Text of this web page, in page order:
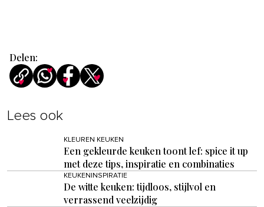
Delen:
Lees ook
KLEUREN KEUKEN
Een gekleurde keuken toont lef: spice it up
met deze tips, inspiratie en combinaties
KEUKENINSPIRATIE
De witte keuken: tijdloos, stijlvol en
verrassend veelzijdig